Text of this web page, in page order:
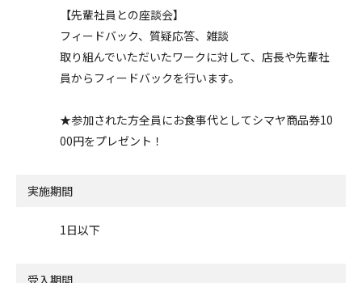
【先輩社員との座談会】
フィードバック、質疑応答、雑談
取り組んでいただいたワークに対して、店長や先輩社
員からフィードバックを行います。
★参加された方全員にお食事代としてシマヤ商品券10
00円をプレゼント！
実施期間
1日以下